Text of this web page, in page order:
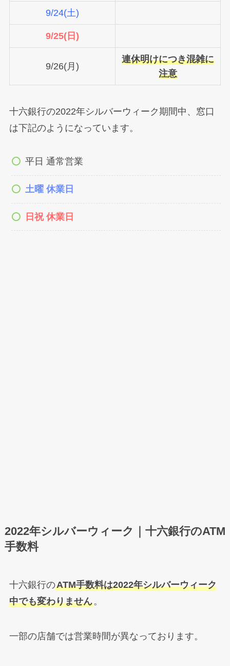
9/24(土)
9/25(日)
9/26(月)
連休明けにつき混雑に
注意
十六銀行の2022年シルバーウィーク期間中、窓口
は下記のようになっています。
平日 通常営業
土曜 休業日
日祝 休業日
2022年シルバーウィーク｜十六銀行のATM
手数料
十六銀行のATM手数料は2022年シルバーウィーク
中でも変わりません。
一部の店舗では営業時間が異なっております。